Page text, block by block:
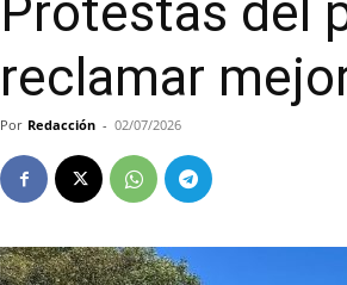
Protestas del
reclamar
Por Redacción - 02/07/2026